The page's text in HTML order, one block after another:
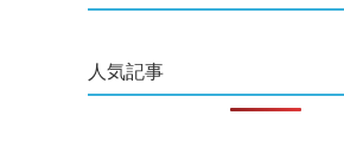
人気記事